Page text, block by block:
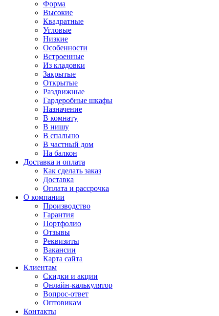
Форма
Высокие
Квадратные
Угловые
Низкие
Особенности
Встроенные
Из кладовки
Закрытые
Открытые
Раздвижные
Гардеробные шкафы
Назначение
В комнату
В нишу
В спальню
В частный дом
На балкон
Доставка и оплата
Как сделать заказ
Доставка
Оплата и рассрочка
О компании
Производство
Гарантия
Портфолио
Отзывы
Реквизиты
Вакансии
Карта сайта
Клиентам
Скидки и акции
Онлайн-калькулятор
Вопрос-ответ
Оптовикам
Контакты